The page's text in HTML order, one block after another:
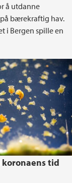
å utdanne
bærekraftig hav.
i Bergen spille en
tid